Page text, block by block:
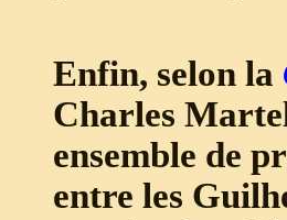
Enfin, selon la
Charles
ensemble de
entre les